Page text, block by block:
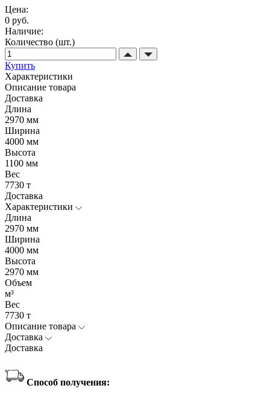
Цена:
0 руб.
Наличие:
Количество (шт.)
Купить
Характеристики
Описание товара
Доставка
Длина
2970 мм
Ширина
4000 мм
Высота
1100 мм
Вес
7730 т
Доставка
Характеристики
Длина
2970 мм
Ширина
4000 мм
Высота
2970 мм
Объем
м³
Вес
7730 т
Описание товара
Доставка
Доставка
Способ получения: